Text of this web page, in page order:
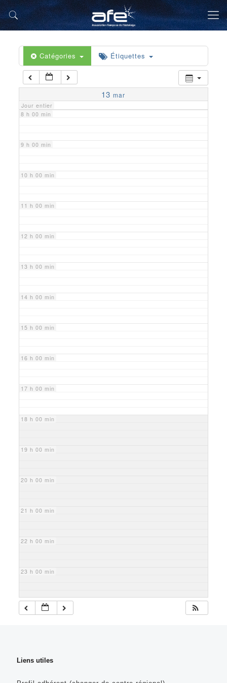
Catégories Étiquettes
13 mar
Jour entier
5 h 00 min
6 h 00 min
7 h 00 min
8 h 00 min
9 h 00 min
10 h 00 min
11 h 00 min
12 h 00 min
13 h 00 min
14 h 00 min
15 h 00 min
16 h 00 min
17 h 00 min
18 h 00 min
19 h 00 min
20 h 00 min
21 h 00 min
22 h 00 min
23 h 00 min
Liens utiles